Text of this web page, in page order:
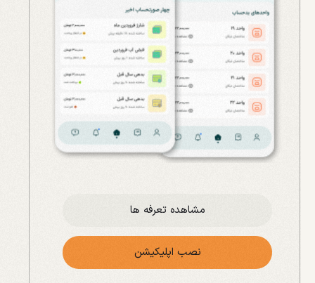
مشاهده تعرفه ها
نصب اپلیکیشن